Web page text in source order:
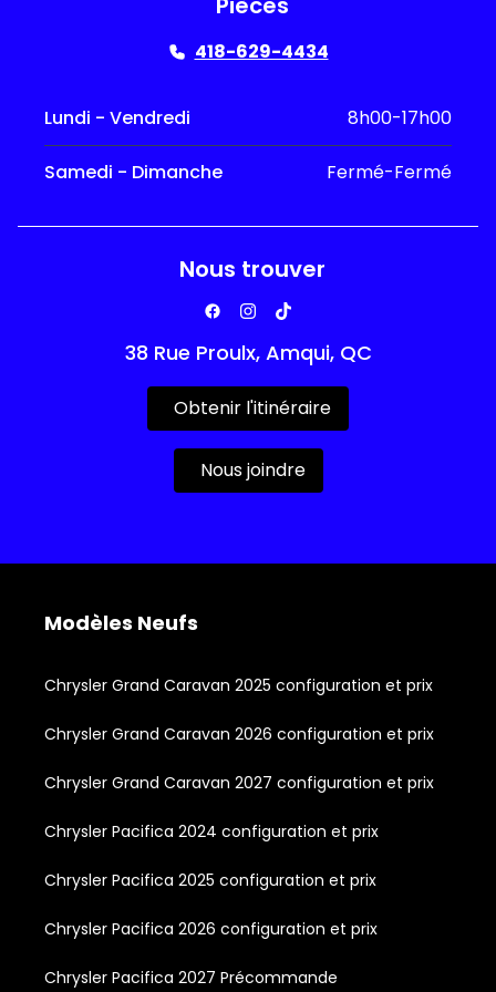
418-629-4434
Lundi - Vendredi 8h00-17h00
Samedi - Dimanche Fermé-Fermé
Nous trouver
38 Rue Proulx, Amqui, QC
Obtenir l'itinéraire
Nous joindre
Modèles Neufs
Chrysler Grand Caravan 2025 configuration et prix
Chrysler Grand Caravan 2026 configuration et prix
Chrysler Grand Caravan 2027 configuration et prix
Chrysler Pacifica 2024 configuration et prix
Chrysler Pacifica 2025 configuration et prix
Chrysler Pacifica 2026 configuration et prix
Chrysler Pacifica 2027 Précommande